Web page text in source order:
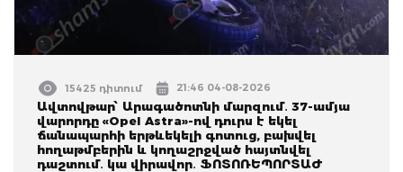
15425 դիտում 21:46 04-08-2026
Ավտովթար՝ Արագածոտնի մարզում․ 37-ամյա
վարորդը «Opel Astra»-ով դուրս է եկել
ճանապարհի երթևեկելի գոտուց, բախվել
հողաթմբերին և կողաշրջված հայտնվել
դաշտում․ կա վիրավոր․ ՖՈՏՈՌԵՊՈՐՏԱԺ